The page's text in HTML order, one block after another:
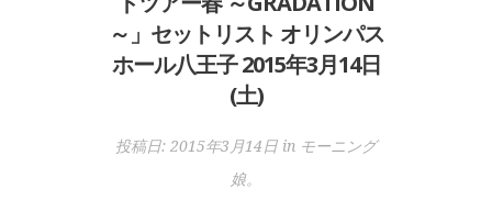
～」セットリスト オリンパス
ホール八王子 2015年3月14日
(土)
投稿日: 2015年3月14日 in モーニング
娘。